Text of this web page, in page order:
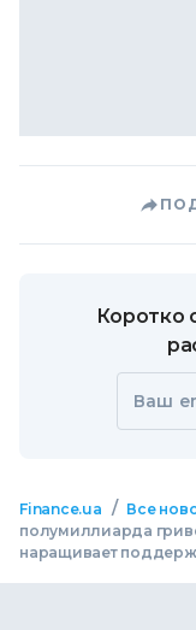
Коротко
Ваш
Finance.ua / Все
полумиллиарда
наращивает